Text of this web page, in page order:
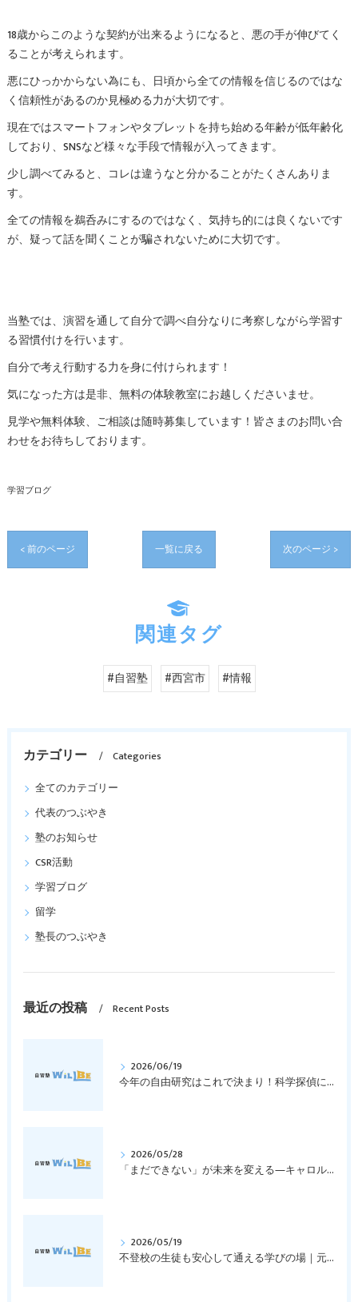
18歳からこのような契約が出来るようになると、悪の手が伸びてく
ることが考えられます。
悪にひっかからない為にも、日頃から全ての情報を信じるのではな
く信頼性があるのか見極める力が大切です。
現在ではスマートフォンやタブレットを持ち始める年齢が低年齢化
しており、SNSなど様々な手段で情報が入ってきます。
少し調べてみると、コレは違うなと分かることがたくさんありま
す。
全ての情報を鵜呑みにするのではなく、気持ち的には良くないです
が、疑って話を聞くことが騙されないために大切です。
当塾では、演習を通して自分で調べ自分なりに考察しながら学習す
る習慣付けを行います。
自分で考え行動する力を身に付けられます！
気になった方は是非、無料の体験教室にお越しくださいませ。
見学や無料体験、ご相談は随時募集しています！皆さまのお問い合
わせをお待ちしております。
学習ブログ
< 前のページ 一覧に戻る 次のページ >
関連タグ
#自習塾 #西宮市 #情報
カテゴリー
Categories
全てのカテゴリー
代表のつぶやき
塾のお知らせ
CSR活動
学習ブログ
留学
塾長のつぶやき
最近の投稿 Recent Posts
2026/06/19
今年の自由研究はこれで決まり！科学探偵になって指紋の謎を解き明かそう！｜元中学高校教員で私立学校の放課後校内塾を経営する西宮・今津の習いごと教室＆自習塾WillBe
2026/05/28
「まだできない」が未来を変える―キャロル・ドゥエックの成長マインドセットとは？｜元中学高校教員で私立学校の放課後校内塾を経営する西宮・今津の習いごと教室＆自習塾WillBe
2026/05/19
不登校の生徒も安心して通える学びの場｜元中学高校教員で私立学校の放課後校内塾を経営する西宮・今津の習いごと教室＆自習塾WillBe